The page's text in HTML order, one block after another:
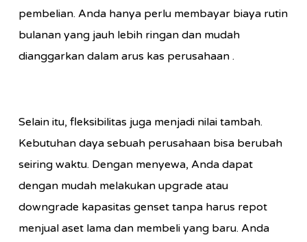
pembelian. Anda hanya perlu membayar biaya rutin
bulanan yang jauh lebih ringan dan mudah
dianggarkan dalam arus kas perusahaan .
Selain itu, fleksibilitas juga menjadi nilai tambah.
Kebutuhan daya sebuah perusahaan bisa berubah
seiring waktu. Dengan menyewa, Anda dapat
dengan mudah melakukan upgrade atau
downgrade kapasitas genset tanpa harus repot
menjual aset lama dan membeli yang baru. Anda